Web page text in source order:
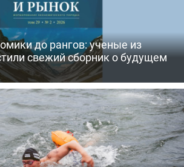
до рангов: ученые из
свежий сборник о будущем